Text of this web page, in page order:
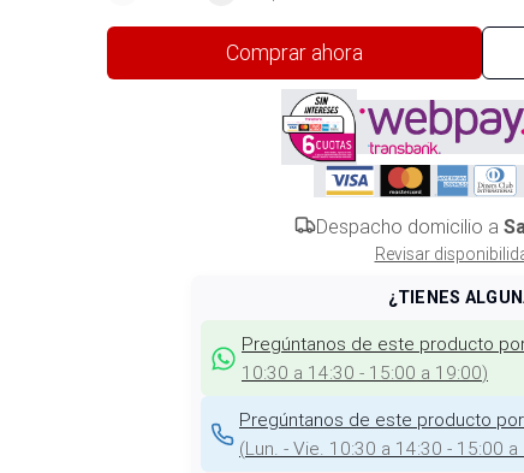
Comprar ahora
Despacho domicilio a
Revisar
¿TIENES
Pregúntanos de este producto
10:30 a 14:30 - 15:00 a 19:00)
Pregúntanos de este producto
(Lun. - Vie. 10:30 a 14:30 - 15:00 a